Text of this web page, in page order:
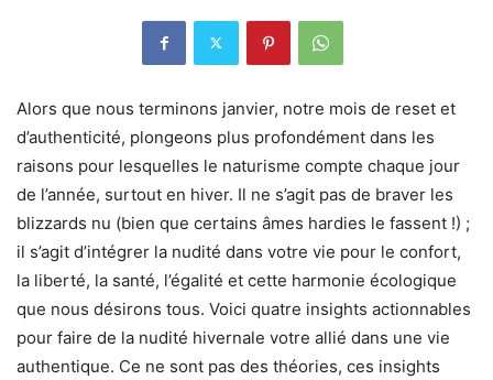
Alors que nous terminons janvier, notre mois de reset et
d’authenticité, plongeons plus profondément dans les
raisons pour lesquelles le naturisme compte chaque jour
de l’année, surtout en hiver. Il ne s’agit pas de braver les
blizzards nu (bien que certains âmes hardies le fassent !) ;
il s’agit d’intégrer la nudité dans votre vie pour le confort,
la liberté, la santé, l’égalité et cette harmonie écologique
que nous désirons tous. Voici quatre insights actionnables
pour faire de la nudité hivernale votre allié dans une vie
authentique. Ce ne sont pas des théories, ces insights